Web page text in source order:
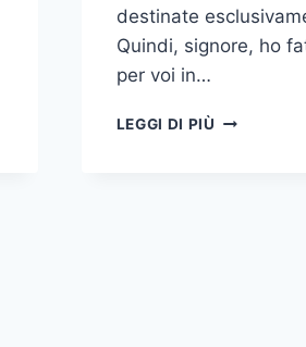
destinate
Quindi, signore, ho
per voi in…
LEGGI DI PIÙ PILLOLE